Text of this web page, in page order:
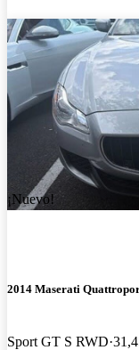
¡Nuevo!
2014 Maserati
Sport GT S RWD